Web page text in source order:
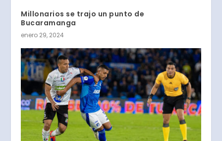
Millonarios se trajo un punto de
Bucaramanga
enero 29, 2024